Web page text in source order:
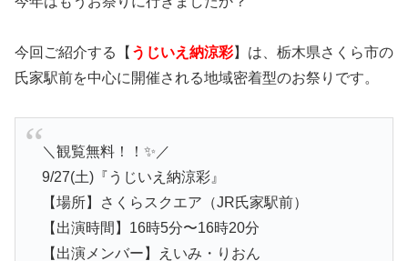
今回ご紹介する【 うじいえ納涼彩】は、栃木県さくら市の
氏家駅前を中心に開催される地域密着型のお祭りです。
＼観覧無料！！✨／
9/27(土)『うじいえ納涼彩』
【場所】さくらスクエア（JR氏家駅前）
【出演時間】16時5分〜16時20分
【出演メンバー】えいみ・りおん